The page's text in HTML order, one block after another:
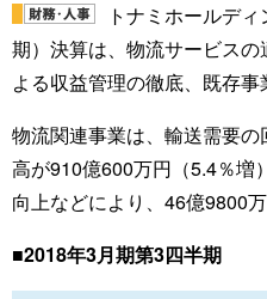
トナミホールデ
期）決算は、物流サービス
よる収益管理の徹底、既存
物流関連事業は、輸送需要
高が910億600万円（5.4％増
向上などにより、46億9800
■2018年3月期第3四半期